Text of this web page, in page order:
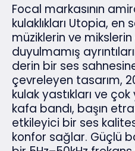
Focal markasının
kulaklıkları Utopia, en
müziklerin ve
duyulmamış
derin bir ses
çevreleyen tasarım,
kulak yastıkları ve
kafa bandı, başın
etkileyici bir ses
konfor sağlar. Güçlü